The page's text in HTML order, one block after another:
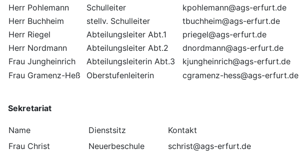
Herr Pohlemann
Schulleiter
kpohlemann@ags-erfurt.de
Herr Buchheim
stellv. Schulleiter
tbuchheim@ags-erfurt.de
Herr Riegel
Abteilungsleiter Abt.1
priegel@ags-erfurt.de
Herr Nordmann
Abteilungsleiter Abt.2
dnordmann@ags-erfurt.de
Frau Jungheinrich
Abteilungsleiterin Abt.3
kjungheinrich@ags-erfurt.de
Frau Gramenz-Heß
Oberstufenleiterin cgramenz-hess@ags-erfurt.de
Sekretariat
Name Dienstsitz
Kontakt
Frau Christ
Neuerbeschule
schrist@ags-erfurt.de